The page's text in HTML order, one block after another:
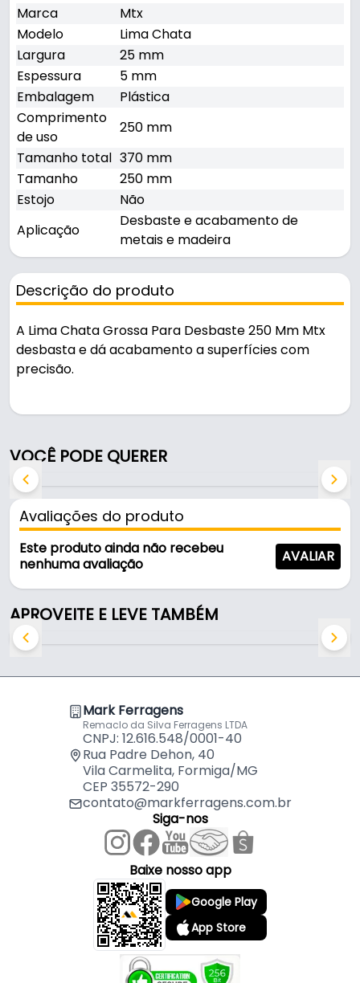
Marca
Mtx
Modelo
Lima Chata
Largura
25 mm
Espessura
5 mm
Embalagem
Plástica
Comprimento
de uso
250 mm
Tamanho total 370 mm
Tamanho
250 mm
Estojo
Não
Aplicação
Desbaste e acabamento de
metais e madeira
Descrição do produto
A Lima Chata Grossa Para Desbaste 250 Mm Mtx
desbasta e dá acabamento a superfícies com
precisão.
oficinas, obras e manutenção.
Características:
- Marca: Mtx
- Modelo: Lima Chata
- Largura: 25 mm
- Espessura: 5 mm
- Comprimento de uso: 250 mm
- Tamanho total: 370 mm
- Tamanho: 250 mm
- Aplicação: Desbaste e acabamento de metais e
Indicado para:
- Desbaste e acabamento de metais e madeira
VOCÊ PODE QUERER
Avaliações do produto
Este produto ainda não recebeu
nenhuma avaliação
AVALIAR
APROVEITE E LEVE TAMBÉM
Mark Ferragens
Remaclo da Silva Ferragens LTDA
CNPJ: 12.616.548/0001-40
Rua Padre Dehon, 40
Vila Carmelita, Formiga/MG
CEP 35572-290
contato@markferragens.com.br
Siga-nos
Baixe nosso app
Google Play
App Store